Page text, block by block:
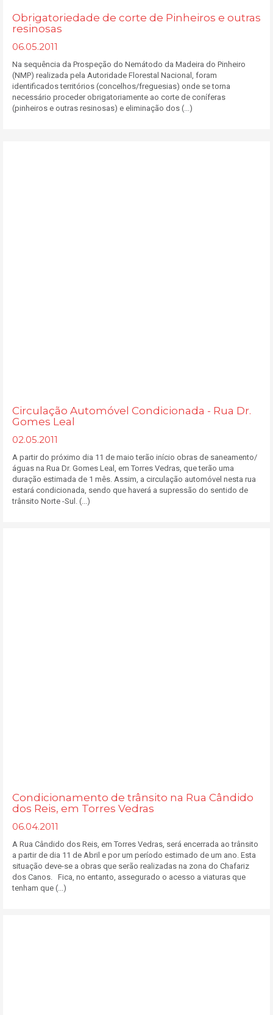
Obrigatoriedade de corte de Pinheiros e outras
resinosas
06.05.2011
Na sequência da Prospeção do Nemátodo da Madeira do Pinheiro
(NMP) realizada pela Autoridade Florestal Nacional, foram
identificados territórios (concelhos/freguesias) onde se torna
necessário proceder obrigatoriamente ao corte de coníferas
(pinheiros e outras resinosas) e eliminação dos (...)
Circulação Automóvel Condicionada - Rua Dr.
Gomes Leal
02.05.2011
A partir do próximo dia 11 de maio terão início obras de saneamento/
águas na Rua Dr. Gomes Leal, em Torres Vedras, que terão uma
duração estimada de 1 mês. Assim, a circulação automóvel nesta rua
estará condicionada, sendo que haverá a supressão do sentido de
trânsito Norte -Sul. (...)
Condicionamento de trânsito na Rua Cândido
dos Reis, em Torres Vedras
06.04.2011
A Rua Cândido dos Reis, em Torres Vedras, será encerrada ao trânsito
a partir de dia 11 de Abril e por um período estimado de um ano. Esta
situação deve-se a obras que serão realizadas na zona do Chafariz
dos Canos. Fica, no entanto, assegurado o acesso a viaturas que
tenham que (...)